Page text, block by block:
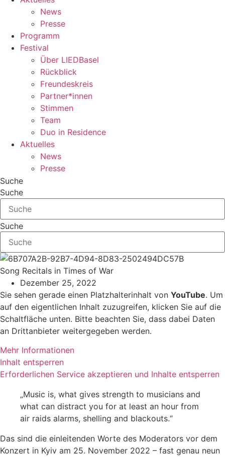
News
Presse
Programm
Festival
Über LIEDBasel
Rückblick
Freundeskreis
Partner*innen
Stimmen
Team
Duo in Residence
Aktuelles
News
Presse
Suche
Suche
Suche
Song Recitals in Times of War
Dezember 25, 2022
Sie sehen gera­de einen Platzhalterinhalt von YouTube. Um
auf den eigent­li­chen Inhalt zuzu­grei­fen, kli­cken Sie auf die
Schaltfläche unten. Bitte beach­ten Sie, dass dabei Daten
an Drittanbieter wei­ter­ge­ge­ben werden.
Mehr Informationen
Inhalt ent­sper­ren
Erforderlichen Service akzep­tie­ren und Inhalte ent­sper­ren
„Music is, what gives strength to musi­ci­ans and
what can dis­tract you for at least an hour from
air raids alarms, shel­ling and blackouts.“
Das sind die ein­lei­ten­den Worte des Moderators vor dem
Konzert in Kyiv am 25. November 2022 – fast genau neun